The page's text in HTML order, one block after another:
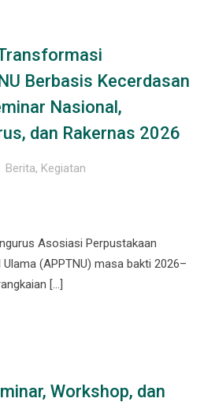
Berbasis Kecerdasan
Nasional,
dan Rakernas 2026
Berita, Kegiatan
Asosiasi Perpustakaan
(APPTNU) masa bakti 2026–
[…]
Workshop, dan